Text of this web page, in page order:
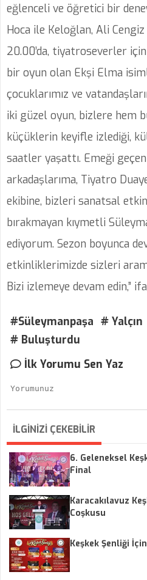
eğlenceli ve öğretici bir
Hoca ile Keloğlan, Ali
20.00’da, tiyatroseverler
bir oyun olan Ekşi Elma
çocuklarımız ve
iki güzel oyun, bizlere hem
küçüklerin keyifle izlediği,
saatler yaşattı. Emeği
arkadaşlarıma, Tiyatro
ekibine, bizleri sanatsal
bırakmayan kıymetli
ediyorum. Sezon boyunca
etkinliklerimizde sizleri
Bizi izlemeye devam edin,”
#Süleymanpaşa # Yalçın
# Buluşturdu
İlk Yorumu Sen Yaz
İLGİNİZİ ÇEKEBİLİR
6. Geleneksel
Final
Karacakılavuz
Coşkusu
Keşkek Şenliği